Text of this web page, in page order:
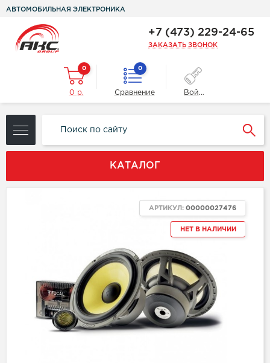
АВТОМОБИЛЬНАЯ ЭЛЕКТРОНИКА
+7 (473) 229-24-65
ЗАКАЗАТЬ ЗВОНОК
0
0 р.
0
Сравнение Войти
КАТАЛОГ
НЕТ В НАЛИЧИИ
АРТИКУЛ: 00000027476